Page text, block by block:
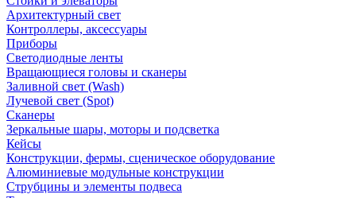
Архитектурный свет
Контроллеры, аксессуары
Приборы
Светодиодные ленты
Вращающиеся головы и сканеры
Заливной свет (Wash)
Лучевой свет (Spot)
Сканеры
Зеркальные шары, моторы и подсветка
Кейсы
Конструкции, фермы, сценическое оборудование
Алюминиевые модульные конструкции
Струбцины и элементы подвеса